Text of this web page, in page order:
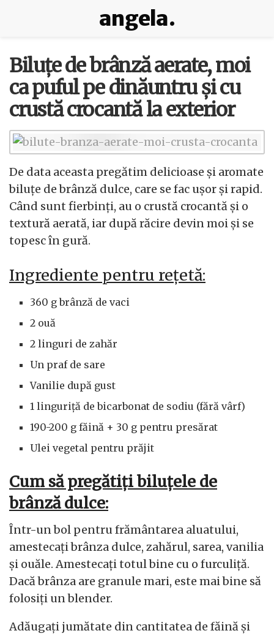
angela.
Biluțe de brânză aerate, moi
ca puful pe dinăuntru și cu
crustă crocantă la exterior
De data aceasta pregătim delicioase și aromate
biluțe de brânză dulce, care se fac ușor și rapid.
Când sunt fierbinți, au o crustă crocantă și o
textură aerată, iar după răcire devin moi și se
topesc în gură.
Ingrediente pentru rețetă:
360 g brânză de vaci
2 ouă
2 linguri de zahăr
Un praf de sare
Vanilie după gust
1 linguriță de bicarbonat de sodiu (fără vârf)
190-200 g făină + 30 g pentru presărat
Ulei vegetal pentru prăjit
Cum să pregătiți biluțele de
brânză dulce:
Într-un bol pentru frământarea aluatului,
amestecați brânza dulce, zahărul, sarea, vanilia
și ouăle. Amestecați totul bine cu o furculiță.
Dacă brânza are granule mari, este mai bine să
folosiți un blender.
Adăugați jumătate din cantitatea de făină și